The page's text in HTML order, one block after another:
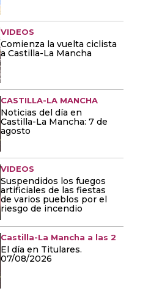
VIDEOS
Comienza la vuelta ciclista
a Castilla-La Mancha
CASTILLA-LA MANCHA
Noticias del día en
Castilla-La Mancha: 7 de
agosto
VIDEOS
Suspendidos los fuegos
artificiales de las fiestas
de varios pueblos por el
riesgo de incendio
Castilla-La Mancha a las 2
El día en Titulares.
07/08/2026